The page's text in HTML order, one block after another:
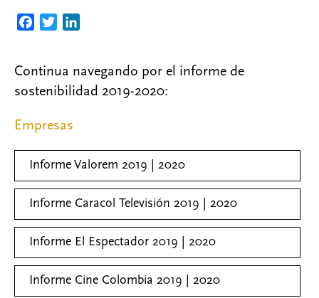
e
b
o
t
t
r
k
e
Continua navegando por el informe de
sostenibilidad 2019-2020:
Empresas
Informe Valorem 2019 | 2020
Informe Caracol Televisión 2019 | 2020
Informe El Espectador 2019 | 2020
Informe Cine Colombia 2019 | 2020